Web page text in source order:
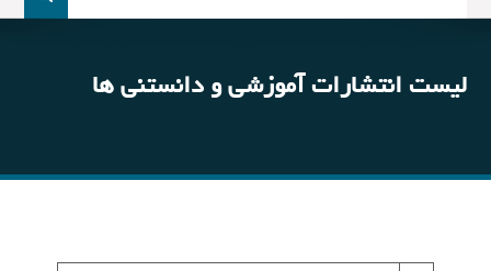
لیست انتشارات آموزشی و دانستنی ها